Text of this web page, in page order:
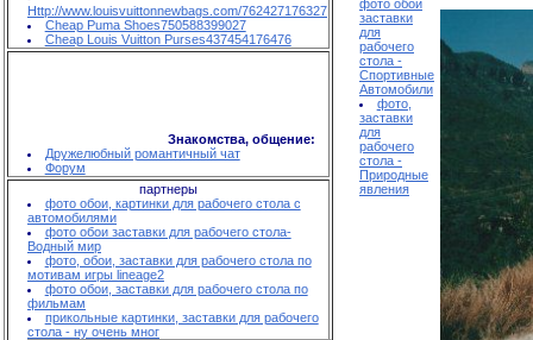
фото обои
заставки
для
рабочего
стола -
Спортивные
Автомобили
фото,
заставки
для
рабочего
стола -
Природные
явления
Http://www.louisvuittonnewbags.com/762427176327
Cheap Puma Shoes750588399027
Cheap Louis Vuitton Purses437454176476
Знакомства, общение:
Дружелюбный романтичный чат
Форум
партнеры
фото обои, картинки для рабочего стола с
автомобилями
фото обои заставки для рабочего стола-
Водный мир
фото, обои, заставки для рабочего стола по
мотивам игры lineage2
фото обои, заставки для рабочего стола по
фильмам
прикольные картинки, заставки для рабочего
стола - ну очень мног